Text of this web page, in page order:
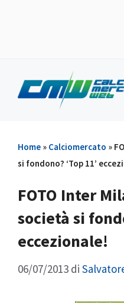
contenuto
Home » Calciomercato »
si fondono? ‘Top 11’
FOTO Inter
società si
eccezionale!
06/07/2013 di